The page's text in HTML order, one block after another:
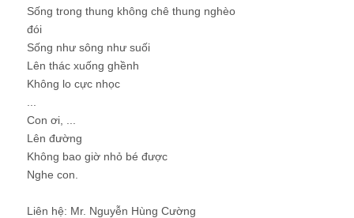
Sống trong thung không chê thung nghèo
đói
Sống như sông như suối
Lên thác xuống ghềnh
Không lo cực nhọc
Con ơi, ...
Lên đường
Không bao giờ nhỏ bé được
Nghe con.
Liên hệ: Mr. Nguyễn Hùng Cường